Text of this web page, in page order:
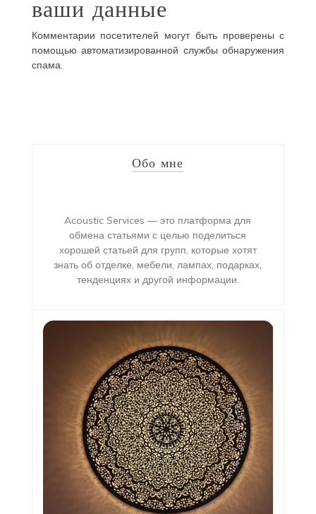
ваши данные
Комментарии посетителей могут быть проверены с
помощью автоматизированной службы обнаружения
спама.
Обо мне
Acoustic Services — это платформа для
обмена статьями с целью поделиться
хорошей статьей для групп, которые хотят
знать об отделке, мебели, лампах, подарках,
тенденциях и другой информации.